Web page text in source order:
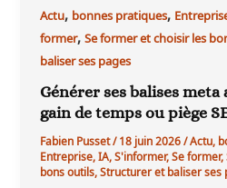
Actu, bonnes pratiques,
former,Se former et choisir les
baliser ses pages
Générer ses balises meta
gain de temps ou piège
Fabien Pusset/18 juin 2026/Actu,
Entreprise,IA,S'informer,Se former,
bons outils,Structurer et baliser ses